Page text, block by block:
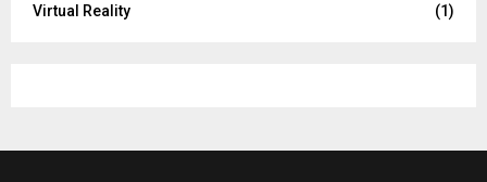
Virtual Reality
(1)